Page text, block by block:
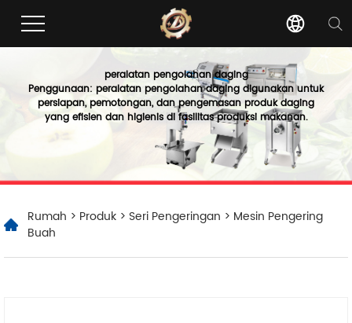
peralatan pengolahan daging
Penggunaan: peralatan pengolahan daging digunakan untuk
persiapan, pemotongan, dan pengemasan produk daging
yang efisien dan higienis di fasilitas produksi makanan.
Rumah > Produk > Seri Pengeringan > Mesin Pengering
Buah